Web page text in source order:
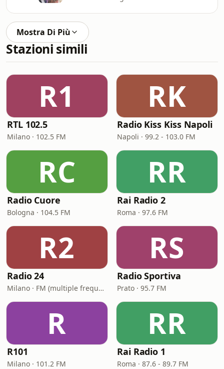
Mostra Di Più
Stazioni simili
R1
RTL 102.5
Milano · 102.5 FM
RK
Radio Kiss Kiss Napoli
Napoli · 99.2 - 103.0 FM
RC
Radio Cuore
Bologna · 104.5 FM
RR
Rai Radio 2
Roma · 97.6 FM
R2
Radio 24
Milano · FM (multiple frequencies nationwide), DAB, Satellite
RS
Radio Sportiva
Prato · 95.7 FM
R
R101
Milano · 101.2 FM
RR
Rai Radio 1
Roma · 87.6 - 89.7 FM